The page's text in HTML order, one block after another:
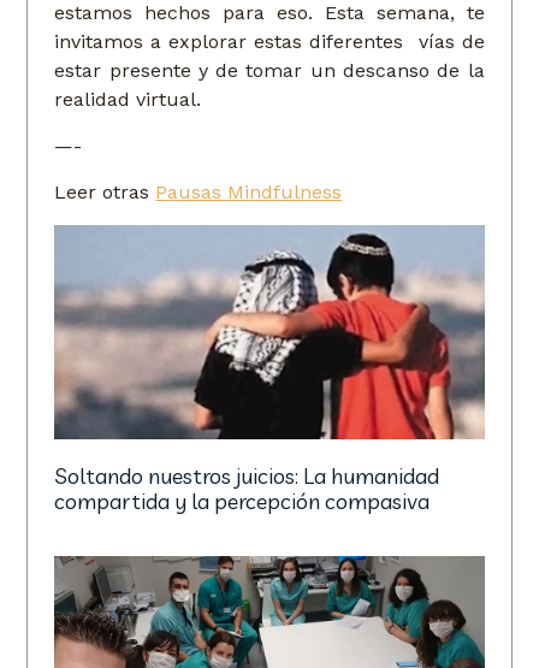
estamos hechos para eso. Esta semana, te
invitamos a explorar estas diferentes vías de
estar presente y de tomar un descanso de la
realidad virtual.
—-
Leer otras Pausas Mindfulness
Soltando nuestros juicios: La humanidad
compartida y la percepción compasiva